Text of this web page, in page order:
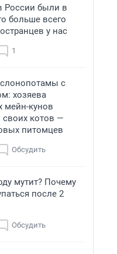
России были в
больше всего
у нас
1
с
хозяева
мейн-кунов
своих котов —
питомцев
Обсудить
мутит? Почему
после 2
Обсудить